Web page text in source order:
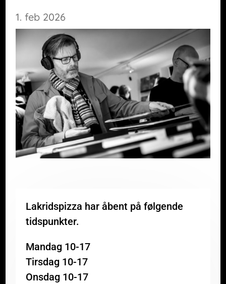
1. feb 2026
Lakridspizza har åbent på følgende
tidspunkter.
Mandag 10-17
Tirsdag 10-17
Onsdag 10-17